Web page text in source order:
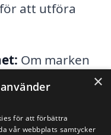
att utföra
Om marken
det påverka
kan utföras,
priset.
×
för att förbättra
vår webbplats samtycker